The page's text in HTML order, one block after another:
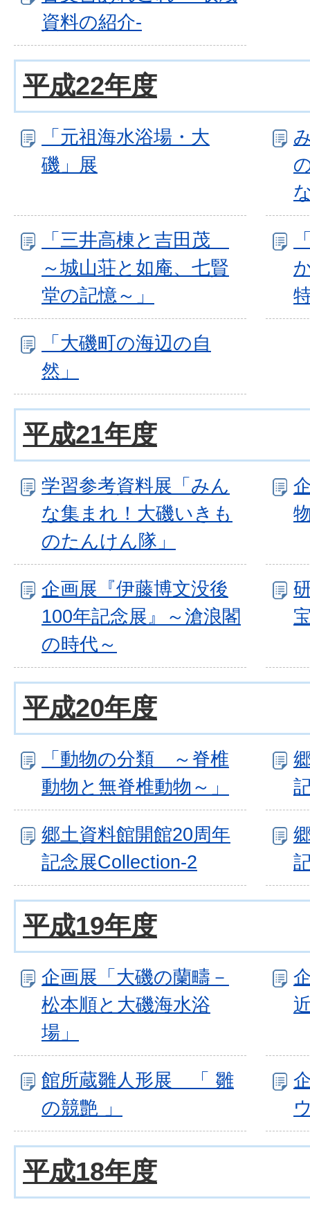
資料の紹介-
平成22年度
「元祖海水浴場・大
磯」展
「三井高棟と吉田茂
～城山荘と如庵、七賢
堂の記憶～」
「大磯町の海辺の自
然」
平成21年度
学習参考資料展「みん
な集まれ！大磯いきも
のたんけん隊」
企画展『伊藤博文没後
100年記念展』～滄浪閣
の時代～
平成20年度
「動物の分類 ～脊椎
動物と無脊椎動物～」
郷土資料館開館20周年
記念展Collection-2
平成19年度
企画展「大磯の蘭疇－
松本順と大磯海水浴
場」
館所蔵雛人形展 「 雛
の競艶 」
平成18年度